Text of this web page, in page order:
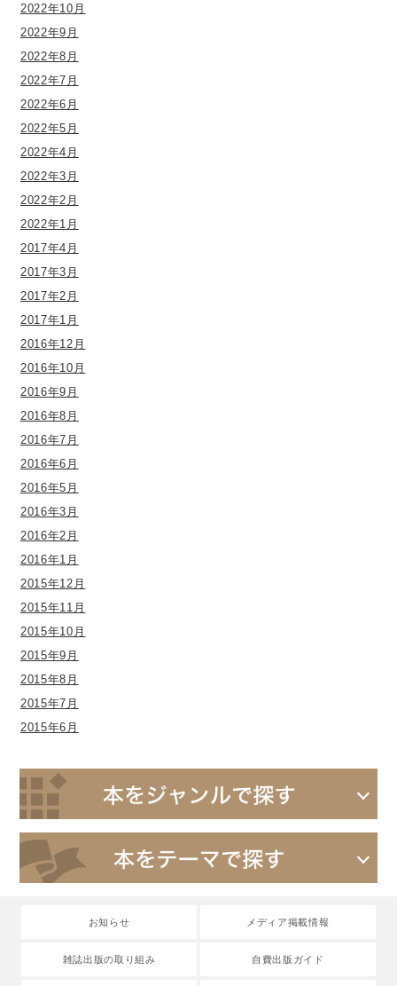
2022年10月
2022年9月
2022年8月
2022年7月
2022年6月
2022年5月
2022年4月
2022年3月
2022年2月
2022年1月
2017年4月
2017年3月
2017年2月
2017年1月
2016年12月
2016年10月
2016年9月
2016年8月
2016年7月
2016年6月
2016年5月
2016年3月
2016年2月
2016年1月
2015年12月
2015年11月
2015年10月
2015年9月
2015年8月
2015年7月
2015年6月
お知らせ メディア掲載情報
雑誌出版の取り組み 自費出版ガイド